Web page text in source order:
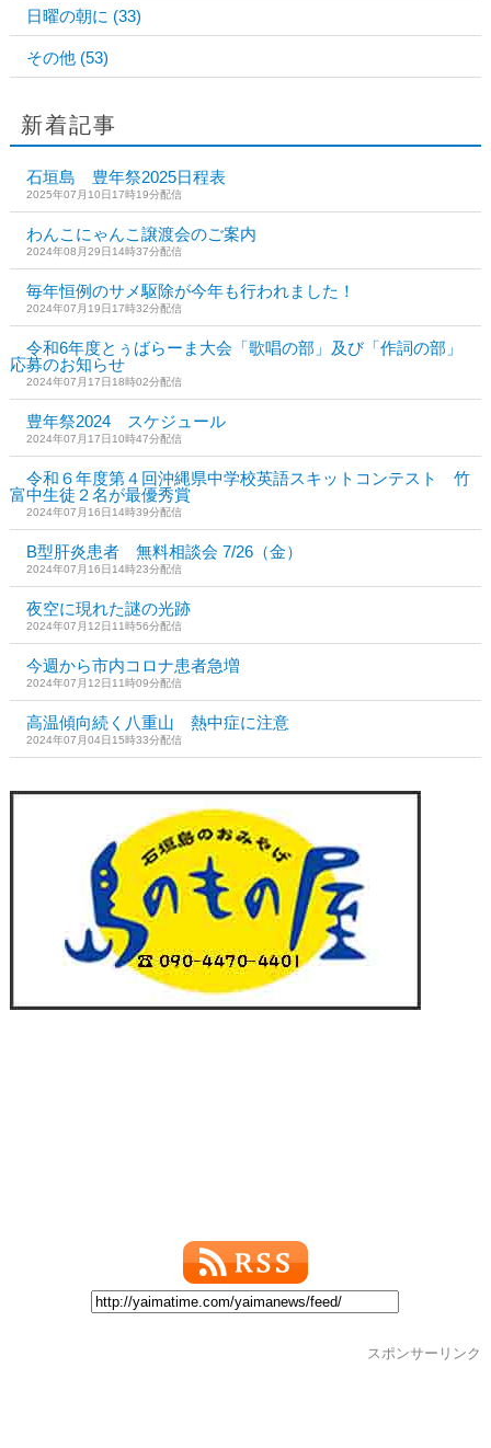
日曜の朝に (33)
その他 (53)
新着記事
石垣島 豊年祭2025日程表
2025年07月10日17時19分配信
わんこにゃんこ譲渡会のご案内
2024年08月29日14時37分配信
毎年恒例のサメ駆除が今年も行われました！
2024年07月19日17時32分配信
令和6年度とぅばらーま大会「歌唱の部」及び「作詞の部」
応募のお知らせ
2024年07月17日18時02分配信
豊年祭2024 スケジュール
2024年07月17日10時47分配信
令和６年度第４回沖縄県中学校英語スキットコンテスト 竹
富中生徒２名が最優秀賞
2024年07月16日14時39分配信
B型肝炎患者 無料相談会 7/26（金）
2024年07月16日14時23分配信
夜空に現れた謎の光跡
2024年07月12日11時56分配信
今週から市内コロナ患者急増
2024年07月12日11時09分配信
高温傾向続く八重山 熱中症に注意
2024年07月04日15時33分配信
スポンサーリンク